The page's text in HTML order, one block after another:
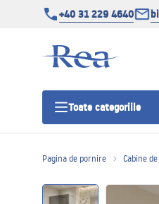
+40 31 229 4640
Toate categoriile
Pagina de pornire Cabine